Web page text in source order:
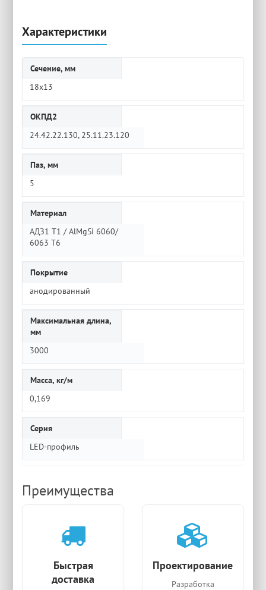
Характеристики
Сечение, мм
18х13
ОКПД2
24.42.22.130, 25.11.23.120
Паз, мм
5
Материал
АДЗ1 Т1 / AlMgSi 6060/
6063 Т6
Покрытие
анодированный
Максимальная длина,
мм
3000
Масса, кг/м
0,169
Серия
LED-профиль
Преимущества
Быстрая
доставка
Проектирование
Разработка